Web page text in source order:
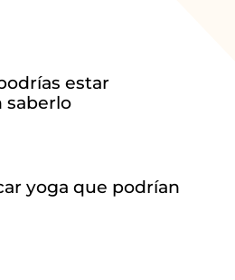
estar
saberlo
yoga que podrían